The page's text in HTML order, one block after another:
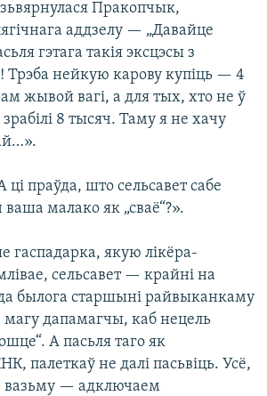
зьвярнулася Пракопчык,
аддзелу — „Давайце
гэтага такія эксцэсы з
нейкую карову купіць — 4
жывой вагі, а для тых, хто не ў
8 тысяч. Таму я не хачу
ці праўда, што сельсавет сабе
малако як „сваё“?».
гаспадарка, якую лікёра-
сельсавет — крайні на
былога старшыні райвыканкаму
дапамагчы, каб нецель
А пасьля таго як
палеткаў не далі пасьвіць. Усё,
вазьму — адключаем